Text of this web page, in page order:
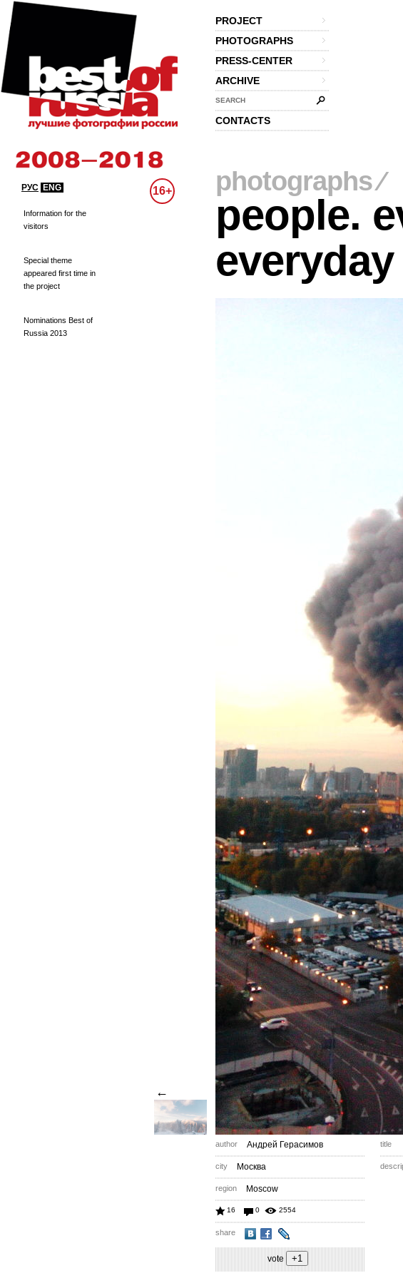
PROJECT
PHOTOGRAPHS
PRESS-CENTER
ARCHIVE
SEARCH
CONTACTS
РУС ENG 16+
Information for the
visitors
Special theme
appeared first time in
the project
Nominations Best of
Russia 2013
photographs⁄
people.
←
author Андрей Герасимов
city Москва
region Moscow
16 0 2554
share
vote
title